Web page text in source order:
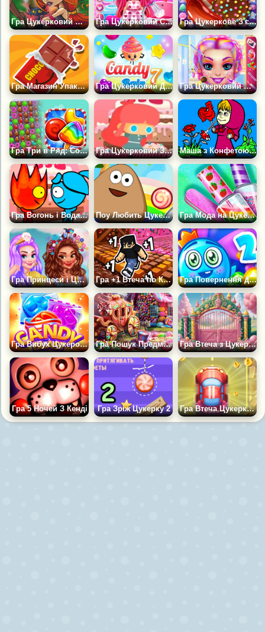
Гра Цукерковий Матч: Сага 2 Гра Цукерковий Світ Малятка Белли Гра Цукеркове З'єднання 2
Гра Магазин Упаковки Цукерок Гра Цукерковий Дощ 7 Гра Цукерковий Макіяж для Модниці
Гра Три в Ряд: Солодкий Вибух Гра Цукерковий Забіг Маша з Конфетою - Розмальовка
Гра Вогонь і Вода: Світ Цукерок Поу Любить Цукерки Гра Мода на Цукерковий Манікюр
Гра Принцеси і Цукеркова Вечірка Гра +1 Втеча по Клавіатурі ASMR | Цукерки та Шоколад Гра Повернення до Країни Цукерок 2
Гра Вибух Цукерок 2 Гра Пошук Предметів: Цукерковий Особняк Гра Втеча з Цукеркового Будинку
Гра 5 Ночей З Кенді Гра Зріж Цукерку 2 Гра Втеча Цукеркової Машини